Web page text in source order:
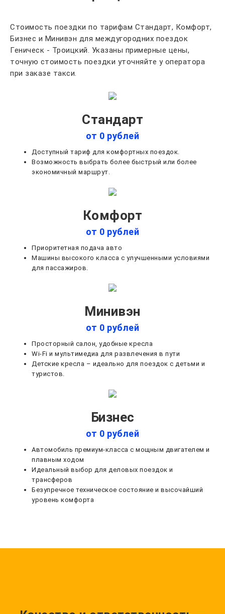
Стоимость поездки по тарифам Стандарт, Комфорт,
Бизнес и Минивэн для междугородних поездок
Геническ - Троицкий. Указаны примерные цены,
точную стоимость поездки уточняйте у оператора
при заказе такси.
Стандарт
от 0 рублей
Доступный тариф для комфортных поездок.
Возможность выбрать более быстрый или более
экономичный маршрут.
Комфорт
от 0 рублей
Приоритетная подача авто
Машины высокого класса с улучшенными условиями
для пассажиров.
Минивэн
от 0 рублей
Просторный салон, удобные кресла
Wi-Fi и мультимедиа для развлечения в пути
Детские кресла – идеально для поездок с детьми и
туристов.
Бизнес
от 0 рублей
Автомобиль премиум-класса с мощным двигателем и
плавным ходом
Идеальный выбор для деловых поездок и
трансферов
Безупречное техническое состояние и высочайший
уровень комфорта